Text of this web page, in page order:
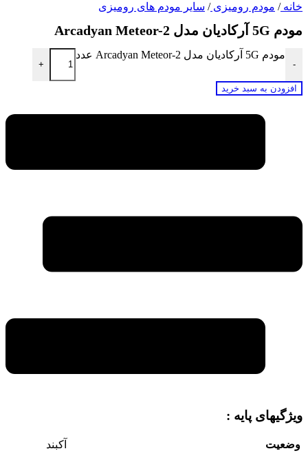
خانه/ مودم رومیزی/ سایر مودم های رومیزی
مودم 5G آرکادیان مدل Arcadyan Meteor-2
-
مودم 5G آرکادیان مدل Arcadyan Meteor-2 عدد
+
افزودن به سبد خرید
ویژگیهای پایه :
وضعیت آکبند